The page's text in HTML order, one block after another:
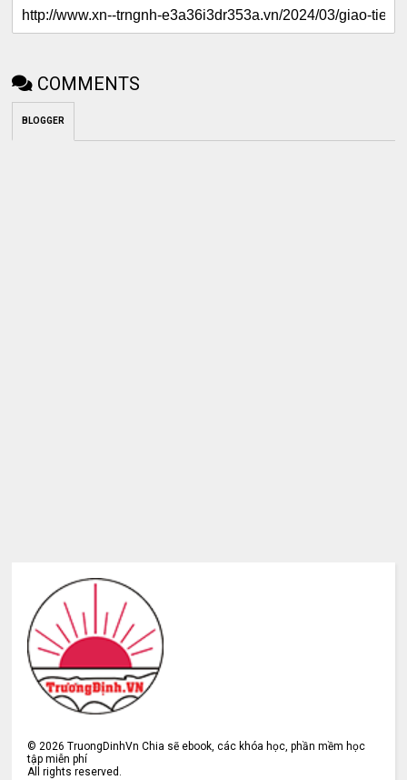
COMMENTS
BLOGGER
©2026 TruongDinhVn Chia sẽ ebook, các khóa học, phần mềm học
tập miễn phí
All rights reserved.